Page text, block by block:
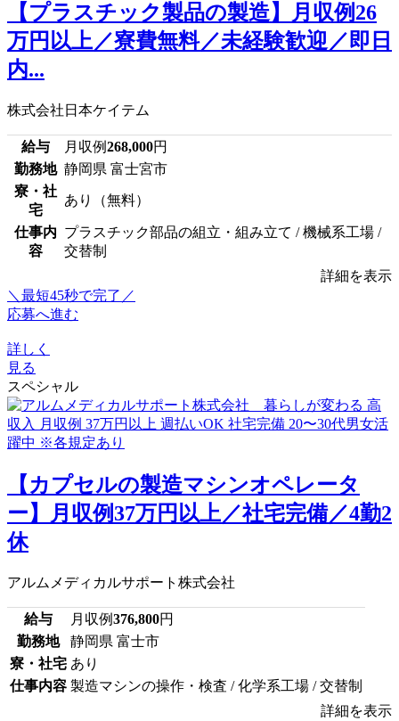
【プラスチック製品の製造】月収例26
万円以上／寮費無料／未経験歓迎／即日
内...
株式会社日本ケイテム
給与 月収例268,000円
勤務地 静岡県 富士宮市
寮・社
宅
あり（無料）
仕事内
容
プラスチック部品の組立・組み立て / 機械系工場 /
交替制
詳細を表示
＼最短45秒で完了／
応募へ進む
詳しく
見る
スペシャル
【カプセルの製造マシンオペレータ
ー】月収例37万円以上／社宅完備／4勤2
休
アルムメディカルサポート株式会社
給与 月収例376,800円
勤務地
静岡県 富士市
寮・社宅 あり
仕事内容 製造マシンの操作・検査 / 化学系工場 / 交替制
詳細を表示